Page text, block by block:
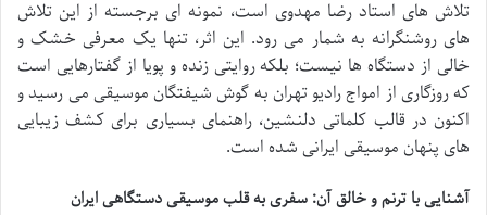
تلاش های استاد رضا مهدوی است، نمونه ای برجسته از این تلاش
های روشنگرانه به شمار می رود. این اثر، تنها یک معرفی خشک و
خالی از دستگاه ها نیست؛ بلکه روایتی زنده و پویا از گفتارهایی است
که روزگاری از امواج رادیو تهران به گوش شیفتگان موسیقی می رسید و
اکنون در قالب کلماتی دلنشین، راهنمای بسیاری برای کشف زیبایی
های پنهان موسیقی ایرانی شده است.
آشنایی با ترنم و خالق آن: سفری به قلب موسیقی دستگاهی ایران